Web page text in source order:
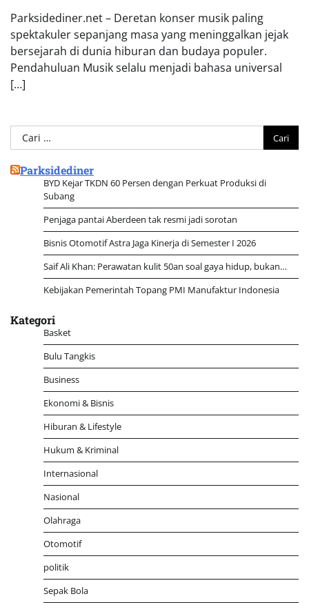
Parksidediner.net – Deretan konser musik paling
spektakuler sepanjang masa yang meninggalkan jejak
bersejarah di dunia hiburan dan budaya populer.
Pendahuluan Musik selalu menjadi bahasa universal
[…]
Cari
untuk:
Parksidediner
BYD Kejar TKDN 60 Persen dengan Perkuat Produksi di
Subang
Penjaga pantai Aberdeen tak resmi jadi sorotan
Bisnis Otomotif Astra Jaga Kinerja di Semester I 2026
Saif Ali Khan: Perawatan kulit 50an soal gaya hidup, bukan…
Kebijakan Pemerintah Topang PMI Manufaktur Indonesia
Kategori
Basket
Bulu Tangkis
Business
Ekonomi & Bisnis
Hiburan & Lifestyle
Hukum & Kriminal
Internasional
Nasional
Olahraga
Otomotif
politik
Sepak Bola